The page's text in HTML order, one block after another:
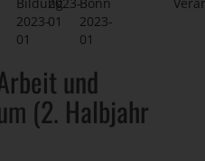
2023-
01
01
2023-
01
und
(2. Halbjahr